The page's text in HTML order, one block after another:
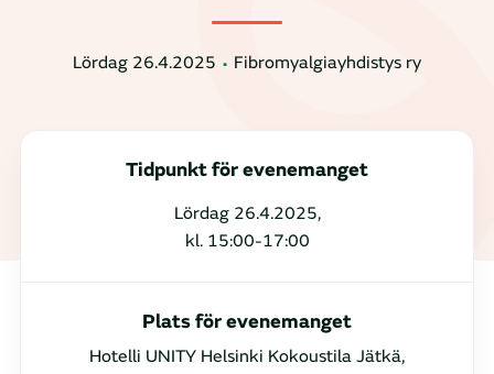
Lördag 26.4.2025 Fibromyalgiayhdistys ry
Tidpunkt för evenemanget
Lördag 26.4.2025,
kl. 15:00-17:00
Plats för evenemanget
Hotelli UNITY Helsinki Kokoustila Jätkä,